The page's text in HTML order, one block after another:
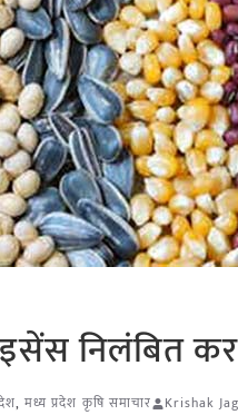
निलंबित
, मध्य प्रदेश कृषि समाचार Krishak